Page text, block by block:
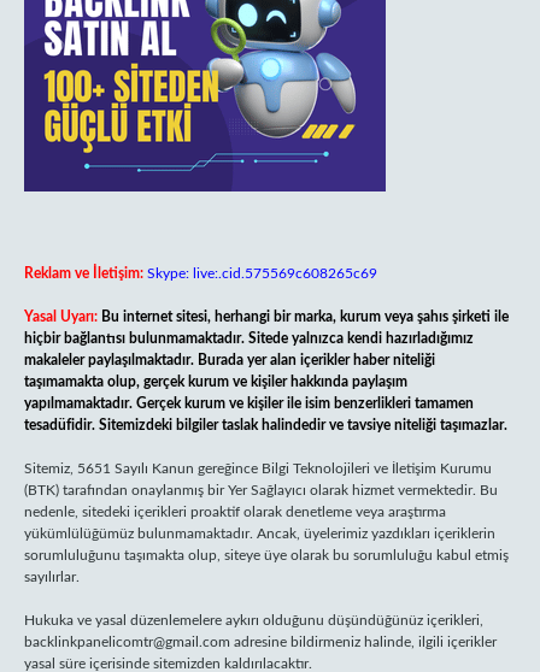
Reklam ve İletişim: Skype: live:.cid.575569c608265c69
Yasal Uyarı: Bu internet sitesi, herhangi bir marka, kurum veya şahıs şirketi ile
hiçbir bağlantısı bulunmamaktadır. Sitede yalnızca kendi hazırladığımız
makaleler paylaşılmaktadır. Burada yer alan içerikler haber niteliği
taşımamakta olup, gerçek kurum ve kişiler hakkında paylaşım
yapılmamaktadır. Gerçek kurum ve kişiler ile isim benzerlikleri tamamen
tesadüfidir. Sitemizdeki bilgiler taslak halindedir ve tavsiye niteliği taşımazlar.
Sitemiz, 5651 Sayılı Kanun gereğince Bilgi Teknolojileri ve İletişim Kurumu
(BTK) tarafından onaylanmış bir Yer Sağlayıcı olarak hizmet vermektedir. Bu
nedenle, sitedeki içerikleri proaktif olarak denetleme veya araştırma
yükümlülüğümüz bulunmamaktadır. Ancak, üyelerimiz yazdıkları içeriklerin
sorumluluğunu taşımakta olup, siteye üye olarak bu sorumluluğu kabul etmiş
sayılırlar.
Hukuka ve yasal düzenlemelere aykırı olduğunu düşündüğünüz içerikleri,
backlinkpanelicomtr@gmail.com adresine bildirmeniz halinde, ilgili içerikler
yasal süre içerisinde sitemizden kaldırılacaktır.